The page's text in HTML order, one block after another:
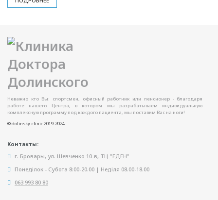
Неважно кто Вы: спортсмен, офисный работник или пенсионер - благодаря
работе нашего Центра, в котором мы разрабатываем индивидуальную
комплексную программу под каждого пациента, мы поставим Вас на ноги!
© dolinsky.clinic 2019-2024
Контакты:
г. Бровары, ул. Шевченко 10-в, ТЦ "ЕДЕН"
Понеділок - Субота 8:00-20.00 | Неділя 08.00-18.00
063 993 80 80